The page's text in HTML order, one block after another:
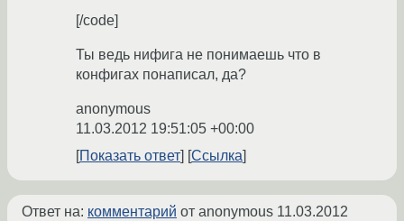
[/code]
Ты ведь нифига не понимаешь что в
конфигах понаписал, да?
anonymous
11.03.2012 19:51:05 +00:00
Показать ответ
Ссылка
Ответ на: комментарий от anonymous 11.03.2012